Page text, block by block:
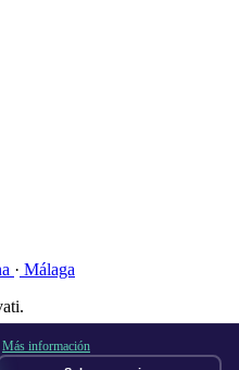
· Málaga
Más información